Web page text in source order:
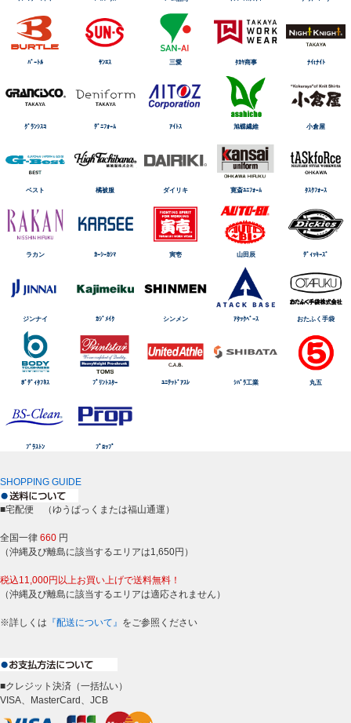
ﾊﾞｰﾄﾙ ｻﾝｴｽ 三愛 ﾀｶﾔ商事 ﾅｲtﾅｲﾄ
ｸﾞﾗﾝｼｽｺ ﾃﾞﾆﾌｫｰﾑ ｱｲﾄｽ 旭蝶繊維 小倉屋
ベスト 橘被服 ダイリキ 寛斎ﾕﾆﾌｫｰﾑ ﾀｽｸﾌｫｰｽ
ラカン ｶｰｼｰｶｼﾏ 寅壱 山田辰 ﾃﾞｨｯｷｰｽﾞ
ジンナイ ｶｼﾞﾒｲｸ シンメン ｱﾀｯｸﾍﾞｰｽ おたふく手袋
ﾎﾞﾃﾞｨﾀﾌﾈｽ ﾌﾟﾘﾝﾄｽﾀｰ ﾕﾆﾃｯﾄﾞｱｽﾚ ｼﾊﾞﾗ工業 丸五
ﾌﾞﾗｽﾄﾝ ﾌﾟﾛｯﾌﾟ
SHOPPING GUIDE
■宅配便 （ゆうぱっくまたは福山通運）
全国一律 660 円
（沖縄及び離島に該当するエリアは1,650円）
税込11,000円以上お買い上げで送料無料！
（沖縄及び離島に該当するエリアは適応されません）
※詳しくは 『配送について』 をご参照ください
■クレジット決済（一括払い）
VISA、MasterCard、JCB